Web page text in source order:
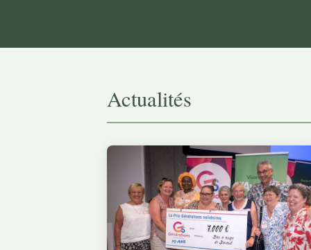
Actualités